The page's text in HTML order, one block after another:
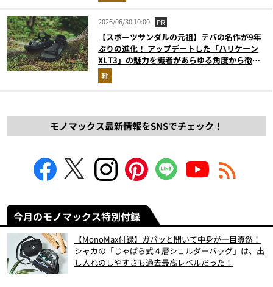
2026/06/30 10:00 PR
【スポーツサンダルの元祖】テバの名作が9年
ぶりの進化！ アップデートした「ハリケーン
XLT3」の魅力を識者があらゆる角度から徹底
解説！
靴
モノマックス最新情報をSNSでチェック！
今月のモノマックス特別付録
【MonoMax付録】ガバッと開いて中身が一目瞭然！
シャカの「じゃばら式４層ショルダーバッグ」は、出
し入れのしやすさも過去最高レベルだった！